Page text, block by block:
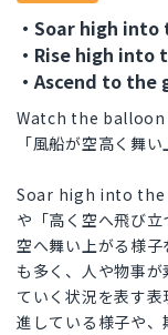
・Soar high into
・Rise high into
・Ascend to
Watch the
「風船が空高く舞
Soar high into the
や「高く空へ飛び
空へ舞い上がる様
も多く、人や物事
ていく状況を表す
進している様子や